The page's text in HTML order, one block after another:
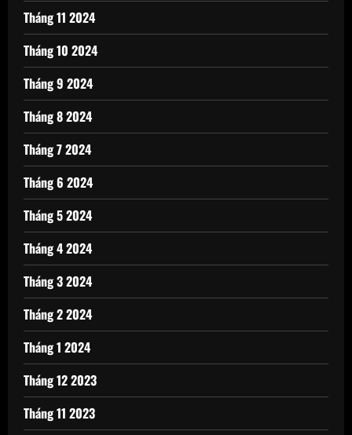
Tháng 11 2024
Tháng 10 2024
Tháng 9 2024
Tháng 8 2024
Tháng 7 2024
Tháng 6 2024
Tháng 5 2024
Tháng 4 2024
Tháng 3 2024
Tháng 2 2024
Tháng 1 2024
Tháng 12 2023
Tháng 11 2023